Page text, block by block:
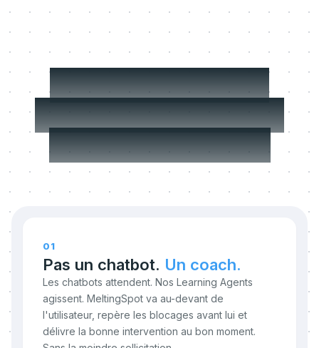
Trois choses sur
lesquelles nous ne
transigeons pas.
01
Pas un chatbot. Un coach.
Les chatbots attendent. Nos Learning Agents
agissent. MeltingSpot va au-devant de
l'utilisateur, repère les blocages avant lui et
délivre la bonne intervention au bon moment.